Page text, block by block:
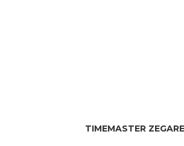
TIMEMASTER